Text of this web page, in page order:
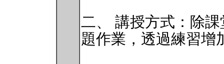
二、 講授方式：除
題作業，透過練習增